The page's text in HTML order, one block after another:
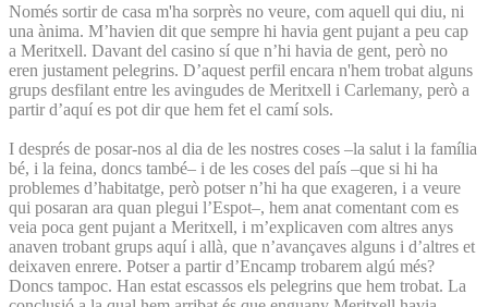
Només sortir de casa m'ha sorprès no veure, com aquell qui diu, ni
una ànima. M’havien dit que sempre hi havia gent pujant a peu cap
a Meritxell. Davant del casino sí que n’hi havia de gent, però no
eren justament pelegrins. D’aquest perfil encara n'hem trobat alguns
grups desfilant entre les avingudes de Meritxell i Carlemany, però a
partir d’aquí es pot dir que hem fet el camí sols.
I després de posar-nos al dia de les nostres coses –la salut i la família
bé, i la feina, doncs també– i de les coses del país –que si hi ha
problemes d’habitatge, però potser n’hi ha que exageren, i a veure
qui posaran ara quan plegui l’Espot–, hem anat comentant com es
veia poca gent pujant a Meritxell, i m’explicaven com altres anys
anaven trobant grups aquí i allà, que n’avançaves alguns i d’altres et
deixaven enrere. Potser a partir d’Encamp trobarem algú més?
Doncs tampoc. Han estat escassos els pelegrins que hem trobat. La